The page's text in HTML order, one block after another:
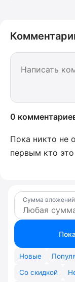
0
Пока никто не
первым кто это
Сумма вложений
Новые
Со скидкой